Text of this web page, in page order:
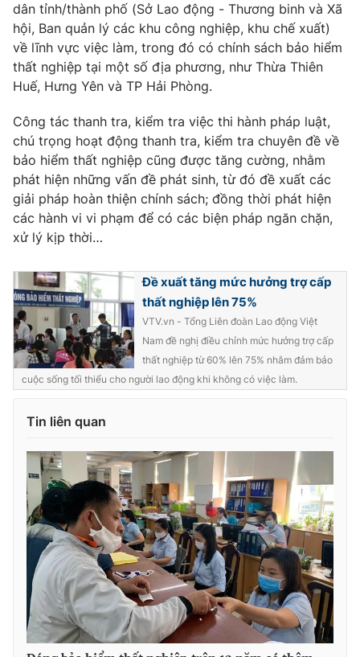
Video Shorts video
VTV Money VTV Thể thao
Thị trường 24h Tấm lòng Việt
VTV4 Vươn mình bằng AI
VTV9
Liên hệ tòa soạn English
THỜI BÁO VTV
Theo dõi báo trên
Cơ quan chủ quản:Đài Truyền hình Việt Nam
Cơ quan báo chí: Thời báo VTV
Giấy phép hoạt động báo in và báo điện tử số 483/GP-BTTTT
cấp ngày 29/12/2023
Tổng Biên tập:Vũ Thanh Thủy
Phó Tổng Biên tập:
Nguyễn Thị Mỹ Hạnh, Phạm Quốc Thắng,
Nguyễn Trọng Ninh
Tổng đài VTV:024.38 355 931 - 024.38 355 932
dân tỉnh/thành phố (Sở Lao động - Thương binh và Xã
hội, Ban quản lý các khu công nghiệp, khu chế xuất)
về lĩnh vực việc làm, trong đó có chính sách bảo hiểm
thất nghiệp tại một số địa phương, như Thừa Thiên
Huế, Hưng Yên và TP Hải Phòng.
Công tác thanh tra, kiểm tra việc thi hành pháp luật,
chú trọng hoạt động thanh tra, kiểm tra chuyên đề về
bảo hiểm thất nghiệp cũng được tăng cường, nhằm
phát hiện những vấn đề phát sinh, từ đó đề xuất các
giải pháp hoàn thiện chính sách; đồng thời phát hiện
các hành vi vi phạm để có các biện pháp ngăn chặn,
xử lý kịp thời…
Đề xuất tăng mức hưởng trợ cấp
thất nghiệp lên 75%
VTV.vn - Tổng Liên đoàn Lao động Việt
Nam đề nghị điều chỉnh mức hưởng trợ cấp
thất nghiệp từ 60% lên 75% nhằm đảm bảo
cuộc sống tối thiểu cho người lao động khi không có việc làm.
Tin liên quan